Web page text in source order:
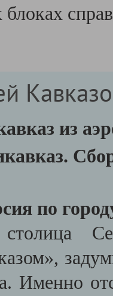
из
по
Именно